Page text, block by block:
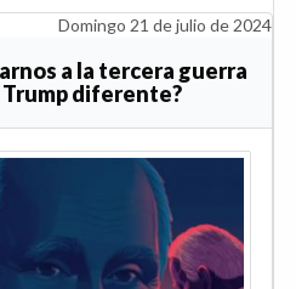
Domingo 21 de julio de 2024
a la tercera guerra
Trump diferente?